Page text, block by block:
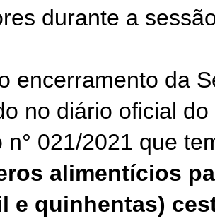
durante a
encerramento da
no diário oficial
n° 021/2021 que
alimentícios
e quinhentas)